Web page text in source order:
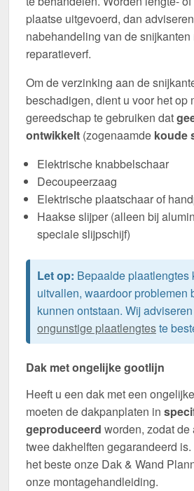
plaatse uitgevoerd, dan
nabehandeling van de
reparatieverf.
Om de verzinking aan de
beschadigen, dient u voor het op
gereedschap te gebruiken dat
ontwikkelt (zogenaamde koude
Elektrische knabbelschaar
Decoupeerzaag
Elektrische plaatschaar of
Haakse slijper (alleen bij
speciale slijpschijf)
Let op: Bepaalde plaatlengtes
uitvallen, waardoor problemen
kunnen ontstaan. Wij
ongunstige plaatlengteste
Dak met ongelijke gootlijn
Heeft u een dak met een
moeten de dakpanplaten in
geproduceerd worden, zodat
twee dakhelften gegarandeerd
het beste onze Dak & Wand
onze montagehandleiding.